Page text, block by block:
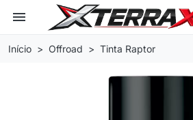
menu
Início Offroad Tinta Raptor